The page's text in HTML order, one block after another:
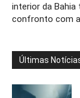
interior da Bahia
confronto com
Últimas